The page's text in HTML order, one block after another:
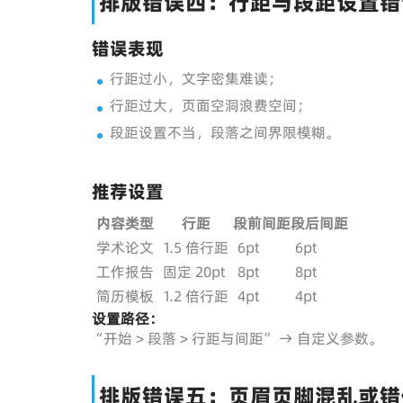
错误表现
行距过小，文字密集难读；
行距过大，页面空洞浪费空间；
段距设置不当，段落之间界限模糊。
推荐设置
内容类型 行距 段前间距段后间距
学术论文 1.5 倍行距 6pt
6pt
工作报告 固定 20pt 8pt
8pt
简历模板 1.2 倍行距 4pt
4pt
设置路径：
“开始 > 段落 > 行距与间距” → 自定义参数。
排版错误五：页眉页脚混乱或